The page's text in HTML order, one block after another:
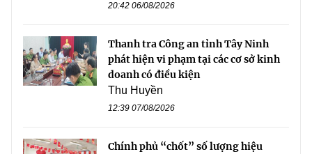
20:42 06/08/2026
Thanh tra Công an tỉnh Tây Ninh
phát hiện vi phạm tại các cơ sở kinh
doanh có điều kiện
Thu Huyền
12:39 07/08/2026
Chính phủ “chốt” số lượng hiệu